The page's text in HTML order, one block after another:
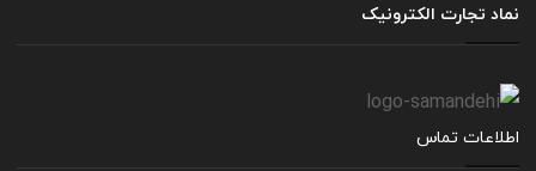
نماد تجارت الکترونیک
اطلاعات تماس